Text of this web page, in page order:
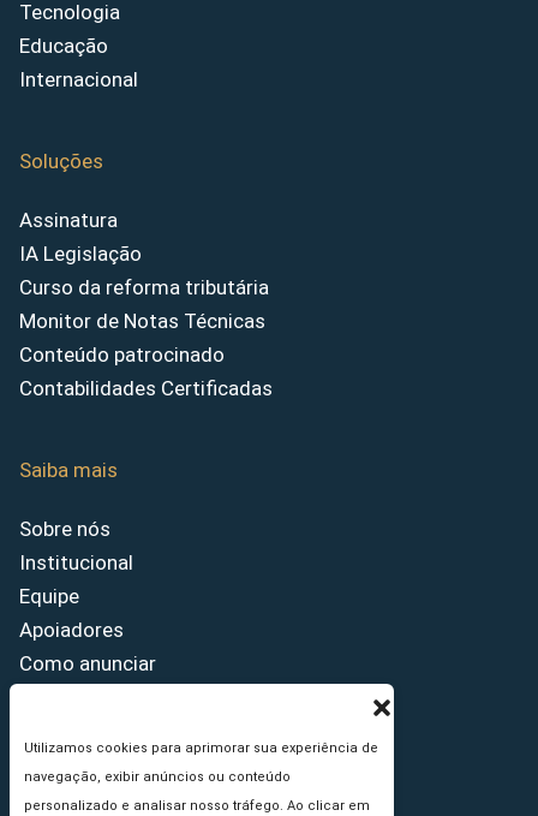
Utilizamos cookies para aprimorar sua experiência de
navegação, exibir anúncios ou conteúdo
personalizado e analisar nosso tráfego. Ao clicar em
Tecnologia
Educação
Internacional
Soluções
Assinatura
IA Legislação
Curso da reforma tributária
Monitor de Notas Técnicas
Conteúdo patrocinado
Contabilidades Certificadas
Saiba mais
Sobre nós
Institucional
Equipe
Apoiadores
Como anunciar
Princípios Editoriais